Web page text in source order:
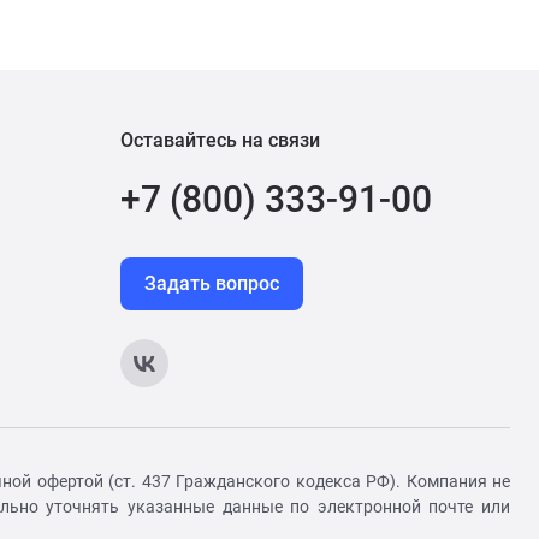
Оставайтесь на связи
+7 (800) 333-91-00
Задать вопрос
офертой (ст. 437 Гражданского кодекса РФ). Компания не
уточнять указанные данные по электронной почте или